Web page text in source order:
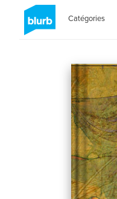
Catégories